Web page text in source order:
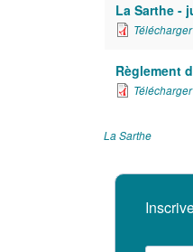
La Sarthe -
Règlement
La Sarthe